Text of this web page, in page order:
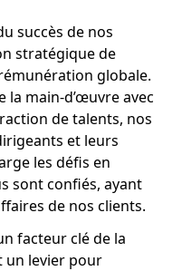
succès de nos
stratégique de
globale.
la main-d’œuvre avec
de talents, nos
et leurs
les défis en
sont confiés, ayant
de nos clients.
facteur clé de la
un levier pour